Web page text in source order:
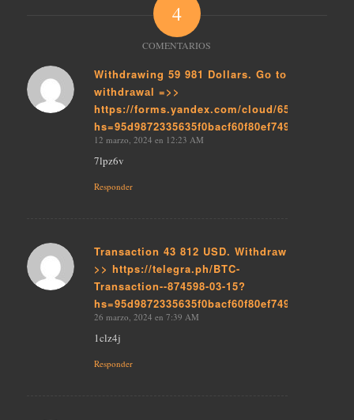
4
COMENTARIOS
Withdrawing 59 981 Dollars. Gо tо
withdrаwаl =>>
https://forms.yandex.com/cloud/
hs=95d9872335635f0bacf60f80ef74976f&
Dice:
12 marzo, 2024 en 12:23 AM
7lpz6v
Responder
Transaction 43 812 USD. Withdrаw
>> https://telegra.ph/BTC-
Transaction--874598-03-15?
hs=95d9872335635f0bacf60f80ef74976f&
Dice:
26 marzo, 2024 en 7:39 AM
1clz4j
Responder